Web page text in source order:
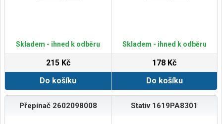
Skladem - ihned k odběru
215 Kč
Do košíku
Skladem - ihned k odběru
178 Kč
Do košíku
Přepínač 2602098008 Stativ 1619PA8301